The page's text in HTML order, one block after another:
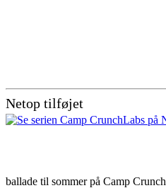
Netop tilføjet
ballade til sommer på Camp